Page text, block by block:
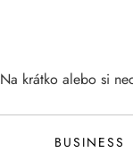
Na krátko alebo si
BUSINESS